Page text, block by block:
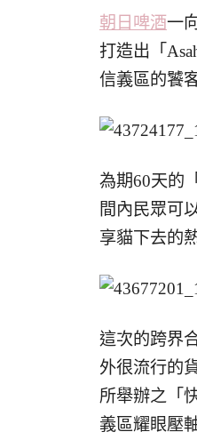
朝日啤酒一
打造出「
信義區的饕
為期60天的
間內民眾可
享貓下去的
這次的跨界
外很流行的
所舉辦之「
義區耀眼壓